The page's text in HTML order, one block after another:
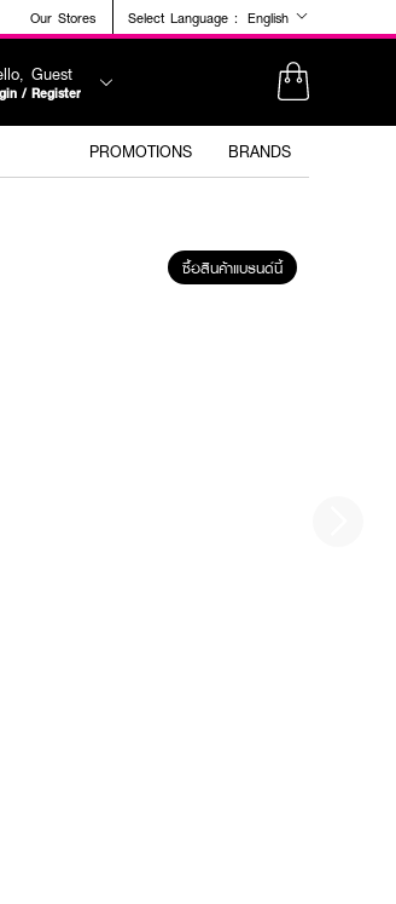
Our Stores Select Language : English
Guest
/ Register
PROMOTIONS BRANDS
ซื้อสินค้าแบรนด์นี้